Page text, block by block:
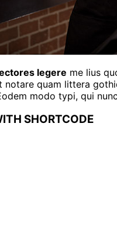
legere me lius
quam littera
modo typi, qui
SHORTCODE